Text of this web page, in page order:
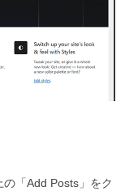
「Add Posts」をク